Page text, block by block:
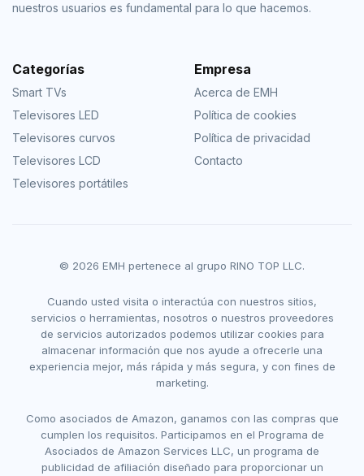
nuestros usuarios es fundamental para lo que hacemos.
Categorías
Smart TVs
Televisores LED
Televisores curvos
Televisores LCD
Televisores portátiles
Empresa
Acerca de EMH
Política de cookies
Política de privacidad
Contacto
© 2026 EMH pertenece al grupo RINO TOP LLC.
Cuando usted visita o interactúa con nuestros sitios,
servicios o herramientas, nosotros o nuestros proveedores
de servicios autorizados podemos utilizar cookies para
almacenar información que nos ayude a ofrecerle una
experiencia mejor, más rápida y más segura, y con fines de
marketing.
Como asociados de Amazon, ganamos con las compras que
cumplen los requisitos. Participamos en el Programa de
Asociados de Amazon Services LLC, un programa de
publicidad de afiliación diseñado para proporcionar un